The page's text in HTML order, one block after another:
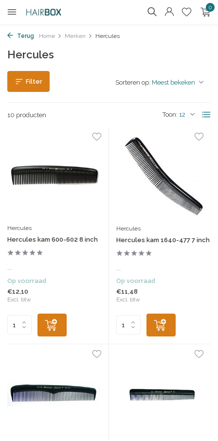
0
Terug Home Merken Hercules
Hercules
Filter
10 producten Toon:
Sorteren op:
Hercules
Hercules kam 600-602 8 inch
Op voorraad
€12,10
Excl. btw
Hercules
Hercules kam 1640-477 7 inch
Op voorraad
€11,48
Excl. btw